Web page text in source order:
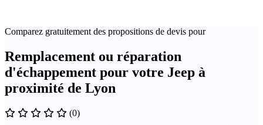
Comparez gratuitement des propositions de devis pour
Remplacement ou réparation
d'échappement pour votre Jeep à
proximité de Lyon
(0)